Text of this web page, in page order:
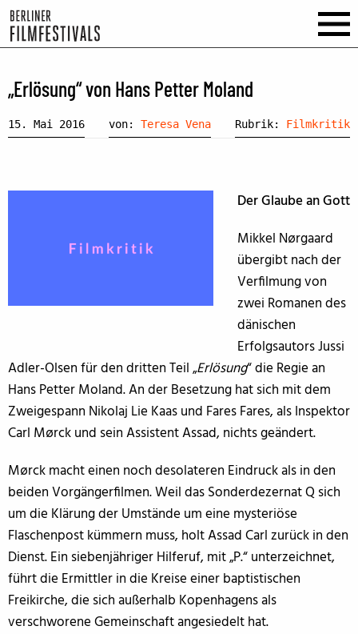
„Erlösung“ von Hans Petter Moland
15. Mai 2016 von: Teresa Vena Rubrik: Filmkritik
Der Glaube an Gott
Mikkel Nørgaard
übergibt nach der
Verfilmung von
zwei Romanen des
dänischen
Erfolgsautors Jussi
Adler-Olsen für den dritten Teil „Erlösung“ die Regie an
Hans Petter Moland. An der Besetzung hat sich mit dem
Zweigespann Nikolaj Lie Kaas und Fares Fares, als Inspektor
Carl Mørck und sein Assistent Assad, nichts geändert.
Mørck macht einen noch desolateren Eindruck als in den
beiden Vorgängerfilmen. Weil das Sonderdezernat Q sich
um die Klärung der Umstände um eine mysteriöse
Flaschenpost kümmern muss, holt Assad Carl zurück in den
Dienst. Ein siebenjähriger Hilferuf, mit „P.“ unterzeichnet,
führt die Ermittler in die Kreise einer baptistischen
Freikirche, die sich außerhalb Kopenhagens als
verschworene Gemeinschaft angesiedelt hat.